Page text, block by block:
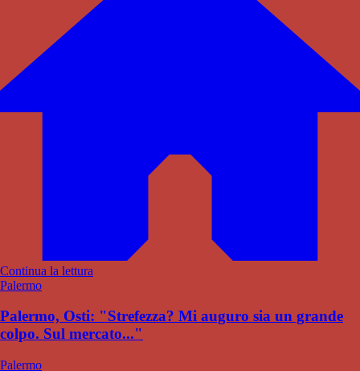
Continua la lettura
Palermo
Palermo, Osti: "Strefezza? Mi auguro sia un grande
colpo. Sul mercato..."
Palermo